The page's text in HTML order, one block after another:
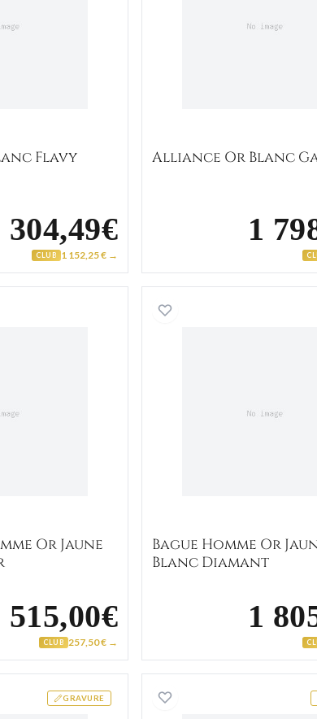
Flavy
304,49€
CLUB 1 152,25 € →
Alliance Or Blanc
1
Chevalière Homme Or Jaune et Blanc Astier
Or Jaune
515,00€
CLUB 257,50 € →
Bague
Bague Homme Or
Blanc Diamant
1
GRAVURE
Alliance Or Blanc Chanchan Alliance